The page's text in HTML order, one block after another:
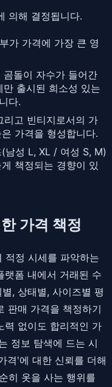
의해 결정됩니다.
가 가격에 가장 큰 영
곰돌이 자수가 들어간
출시된 희소성 있는
다.
리고 빈티지로서의 가
가격을 형성합니다.
남성 L, XL / 여성 S, M)
책정되는 경향이 있
가격 책정
적정 시세를 파악하는
랫폼 내에서 거래된 수
, 상태별, 사이즈별 평
판매 가격을 책정하기
력 없이도 합리적인 가
정보 탐색에 드는 시
격'에 대한 신뢰를 더해
히 옷을 사는 행위를